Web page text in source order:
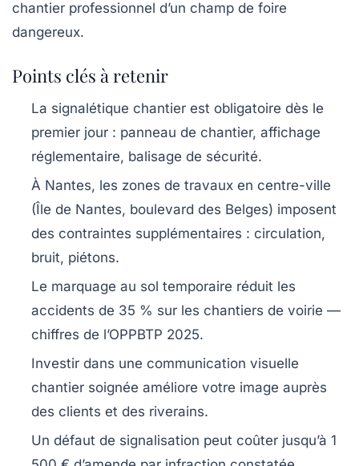
chantier professionnel d’un champ de foire
dangereux.
Points clés à retenir
La signalétique chantier est obligatoire dès le
premier jour : panneau de chantier, affichage
réglementaire, balisage de sécurité.
À Nantes, les zones de travaux en centre-ville
(Île de Nantes, boulevard des Belges) imposent
des contraintes supplémentaires : circulation,
bruit, piétons.
Le marquage au sol temporaire réduit les
accidents de 35 % sur les chantiers de voirie —
chiffres de l’OPPBTP 2025.
Investir dans une communication visuelle
chantier soignée améliore votre image auprès
des clients et des riverains.
Un défaut de signalisation peut coûter jusqu’à 1